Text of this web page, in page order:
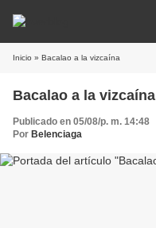
Inicio » Bacalao a la vizcaína
Bacalao a la vizcaína
Publicado en 05/08/p. m. 14:48
Por Belenciaga